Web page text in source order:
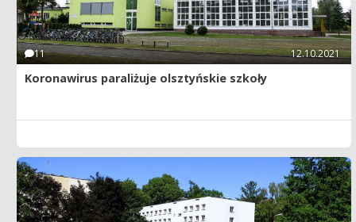
11 12.10.2021
Koronawirus paraliżuje olsztyńskie szkoły